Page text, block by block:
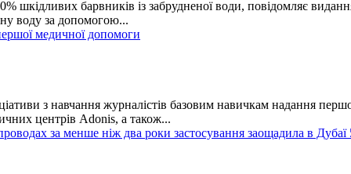
шкідливих барвників із забрудненої води, повідомляє
воду за допомогою...
медичної допомоги
з навчання журналістів базовим навичкам надання
центрів Adonis, а також...
за менше ніж два роки застосування заощадила в